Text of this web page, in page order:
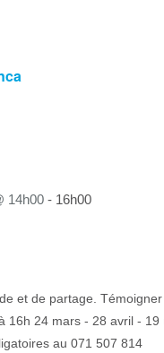
14h00- 16h00
et de partage.
16h 24 mars - 28 avril -
au 071 507 814